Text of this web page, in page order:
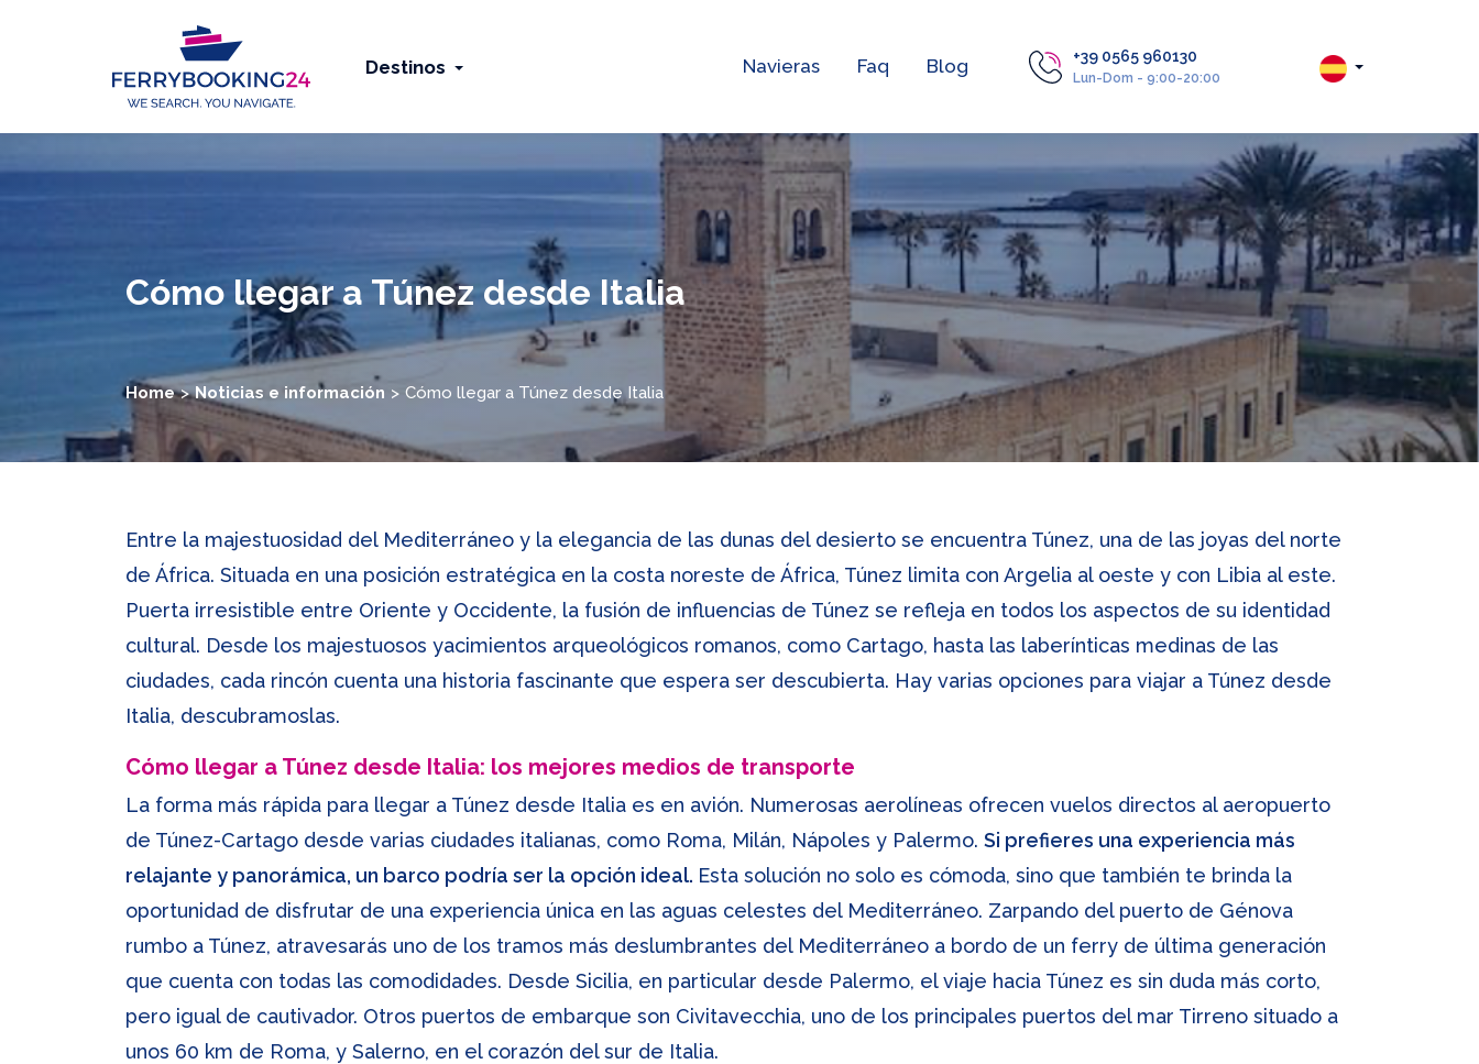
Destinos Navieras Faq Blog +39 0565 960130
Lun-Dom - 9:00-20:00
Cómo llegar a Túnez desde Italia
Home Noticias e información Cómo llegar a Túnez desde Italia
Entre la majestuosidad del Mediterráneo y la elegancia de las dunas del desierto se encuentra Túnez, una de las joyas del norte
de África. Situada en una posición estratégica en la costa noreste de África, Túnez limita con Argelia al oeste y con Libia al este.
Puerta irresistible entre Oriente y Occidente, la fusión de influencias de Túnez se refleja en todos los aspectos de su identidad
cultural. Desde los majestuosos yacimientos arqueológicos romanos, como Cartago, hasta las laberínticas medinas de las
ciudades, cada rincón cuenta una historia fascinante que espera ser descubierta. Hay varias opciones para viajar a Túnez desde
Italia, descubramoslas.
Cómo llegar a Túnez desde Italia: los mejores medios de transporte
La forma más rápida para llegar a Túnez desde Italia es en avión. Numerosas aerolíneas ofrecen vuelos directos al aeropuerto
de Túnez-Cartago desde varias ciudades italianas, como Roma, Milán, Nápoles y Palermo. Si prefieres una experiencia más
relajante y panorámica, un barco podría ser la opción ideal. Esta solución no solo es cómoda, sino que también te brinda la
oportunidad de disfrutar de una experiencia única en las aguas celestes del Mediterráneo. Zarpando del puerto de Génova
rumbo a Túnez, atravesarás uno de los tramos más deslumbrantes del Mediterráneo a bordo de un ferry de última generación
que cuenta con todas las comodidades. Desde Sicilia, en particular desde Palermo, el viaje hacia Túnez es sin duda más corto,
pero igual de cautivador. Otros puertos de embarque son Civitavecchia, uno de los principales puertos del mar Tirreno situado a
unos 60 km de Roma, y Salerno, en el corazón del sur de Italia.